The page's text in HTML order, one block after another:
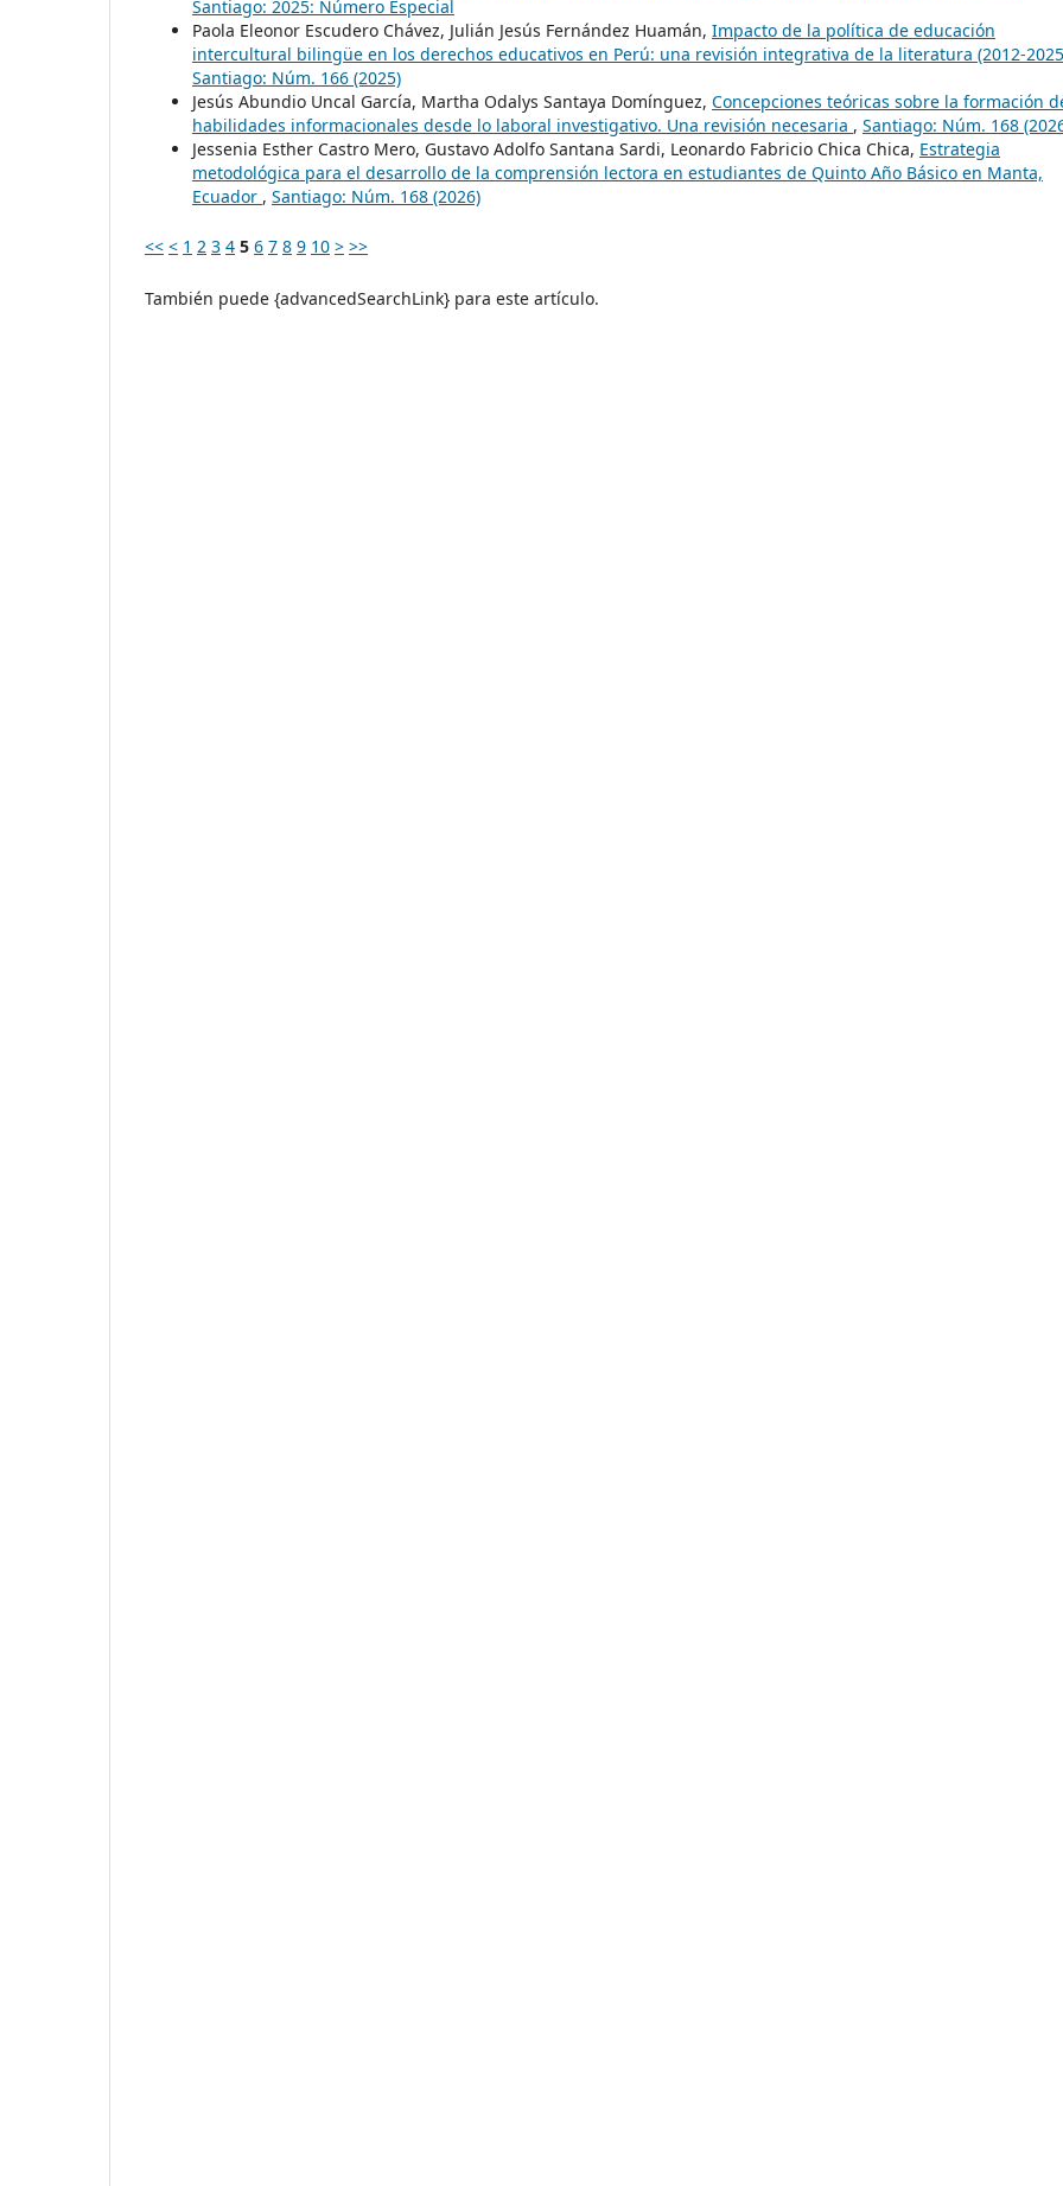
Santiago: 2025: Número Especial
Paola Eleonor Escudero Chávez, Julián Jesús Fernández Huamán, Impacto de la política de educación
intercultural bilingüe en los derechos educativos en Perú: una revisión integrativa de la literatura (2012-
Santiago: Núm. 166 (2025)
Jesús Abundio Uncal García, Martha Odalys Santaya Domínguez, Concepciones teóricas sobre la formación
habilidades informacionales desde lo laboral investigativo. Una revisión necesaria , Santiago: Núm. 168
Jessenia Esther Castro Mero, Gustavo Adolfo Santana Sardi, Leonardo Fabricio Chica Chica, Estrategia
metodológica para el desarrollo de la comprensión lectora en estudiantes de Quinto Año Básico en Manta,
Ecuador , Santiago: Núm. 168 (2026)
<< < 1 2 3 4 5 6 7 8 9 10 > >>
También puede {advancedSearchLink} para este artículo.